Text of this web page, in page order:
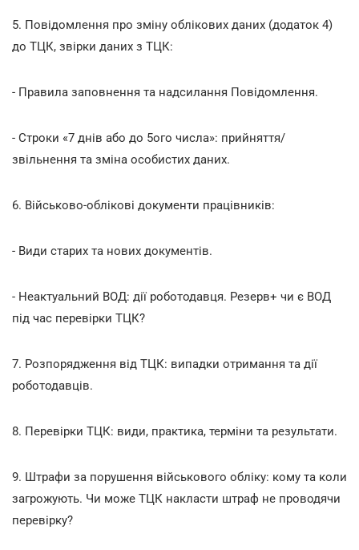
5. Повідомлення про зміну облікових даних (додаток 4)
до ТЦК, звірки даних з ТЦК:
- Правила заповнення та надсилання Повідомлення.
- Строки «7 днів або до 5ого числа»: прийняття/
звільнення та зміна особистих даних.
6. Військово-облікові документи працівників:
- Види старих та нових документів.
- Неактуальний ВОД: дії роботодавця. Резерв+ чи є ВОД
під час перевірки ТЦК?
7. Розпорядження від ТЦК: випадки отримання та дії
роботодавців.
8. Перевірки ТЦК: види, практика, терміни та результати.
9. Штрафи за порушення військового обліку: кому та коли
загрожують. Чи може ТЦК накласти штраф не проводячи
перевірку?